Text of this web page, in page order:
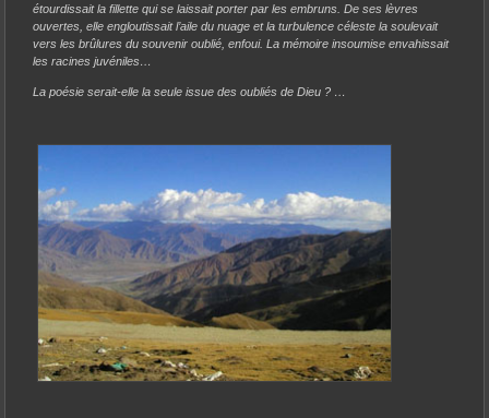
étourdissait la fillette qui se laissait porter par les embruns. De ses lèvres
ouvertes, elle engloutissait l’aile du nuage et la turbulence céleste la soulevait
vers les brûlures du souvenir oublié, enfoui. La mémoire insoumise envahissait
les racines juvéniles…
La poésie serait-elle la seule issue des oubliés de Dieu ? …